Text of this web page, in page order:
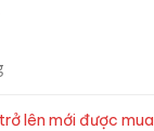
lên mới được